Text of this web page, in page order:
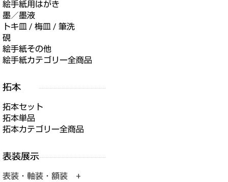
絵手紙用はがき
墨／墨液
トキ皿 / 梅皿 / 筆洗
硯
絵手紙その他
絵手紙カテゴリー全商品
拓本セット
拓本単品
拓本カテゴリー全商品
表装・軸装・額装 +